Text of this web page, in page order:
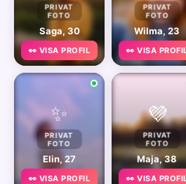
PRIVAT
FOTO
Saga, 30
👀 VISA PROFIL
PRIVAT
FOTO
Wilma, 23
👀 VISA
✨
PRIVAT
FOTO
Elin, 27
👀 VISA PROFIL
💜
PRIVAT
FOTO
Maja, 38
👀 VISA